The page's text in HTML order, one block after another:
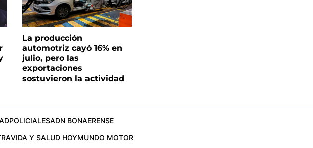
La producción
automotriz cayó 16% en
julio, pero las
exportaciones
sostuvieron la actividad
POLICIALESADN BONAERENSE
VIDA Y SALUD HOYMUNDO MOTOR